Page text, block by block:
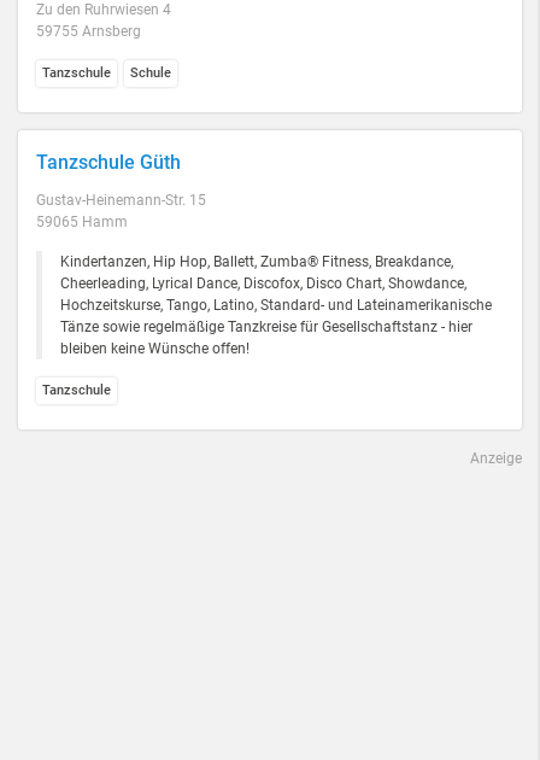
Zu den Ruhrwiesen 4
59755 Arnsberg
Tanzschule Schule
Tanzschule Güth
Gustav-Heinemann-Str. 15
59065 Hamm
Kindertanzen, Hip Hop, Ballett, Zumba® Fitness, Breakdance,
Cheerleading, Lyrical Dance, Discofox, Disco Chart, Showdance,
Hochzeitskurse, Tango, Latino, Standard- und Lateinamerikanische
Tänze sowie regelmäßige Tanzkreise für Gesellschaftstanz - hier
bleiben keine Wünsche offen!
Tanzschule
Anzeige